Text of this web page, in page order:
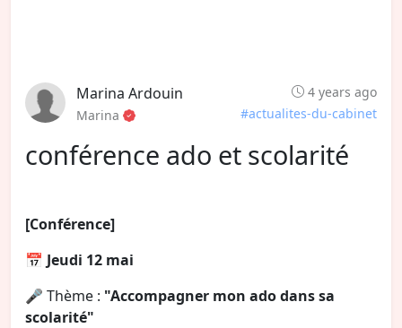
Marina Ardouin
4 years ago
Marina
#actualites-du-cabinet
conférence ado et scolarité
[Conférence]
📅 Jeudi 12 mai
🎤 Thème : "Accompagner mon ado dans sa
scolarité"